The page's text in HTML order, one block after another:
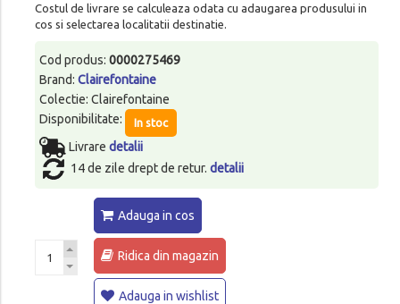
Costul de livrare se calculeaza odata cu adaugarea produsului in
cos si selectarea localitatii destinatie.
Cod produs: 0000275469
Brand: Clairefontaine
Colectie: Clairefontaine
Disponibilitate:
In stoc
Livrare detalii
14 de zile drept de retur. detalii
Adauga in cos
Ridica din magazin
Adauga in wishlist